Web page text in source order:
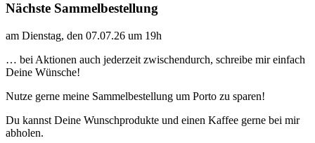
Nächste Sammelbestellung
am Dienstag, den 07.07.26 um 19h
… bei Aktionen auch jederzeit zwischendurch, schreibe mir einfach
Deine Wünsche!
Nutze gerne meine Sammelbestellung um Porto zu sparen!
Du kannst Deine Wunschprodukte und einen Kaffee gerne bei mir
abholen.